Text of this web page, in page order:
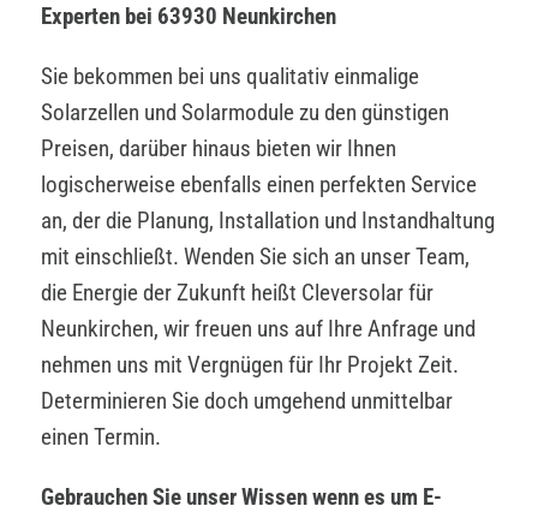
Experten bei 63930 Neunkirchen
Sie bekommen bei uns qualitativ einmalige
Solarzellen und Solarmodule zu den günstigen
Preisen, darüber hinaus bieten wir Ihnen
logischerweise ebenfalls einen perfekten Service
an, der die Planung, Installation und Instandhaltung
mit einschließt. Wenden Sie sich an unser Team,
die Energie der Zukunft heißt Cleversolar für
Neunkirchen, wir freuen uns auf Ihre Anfrage und
nehmen uns mit Vergnügen für Ihr Projekt Zeit.
Determinieren Sie doch umgehend unmittelbar
einen Termin.
Gebrauchen Sie unser Wissen wenn es um E-